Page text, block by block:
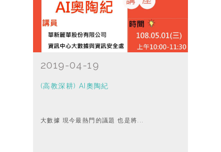
2019-04-19
(高教深耕) AI奧陶紀
大數據 現今最熱門的議題 也是將...